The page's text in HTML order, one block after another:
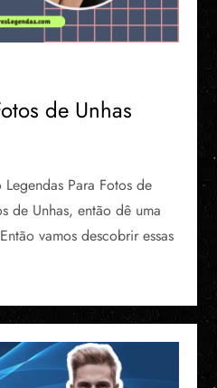
de Unhas
Para Fotos de
de Unhas, então dê uma
vamos descobrir essas